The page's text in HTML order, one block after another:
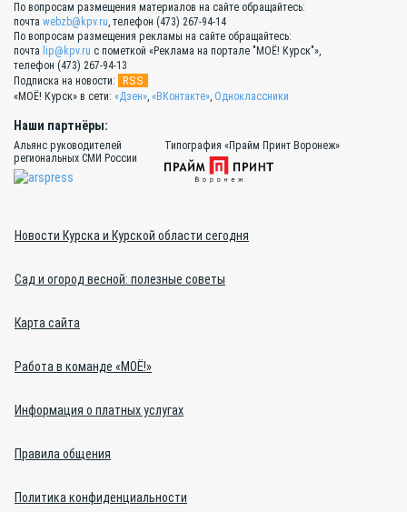
По вопросам размещения материалов на сайте обращайтесь:
почта webzb@kpv.ru, телефон (473) 267-94-14
По вопросам размещения рекламы на сайте обращайтесь:
почта lip@kpv.ru с пометкой «Реклама на портале "МОЁ! Курск"»,
телефон (473) 267-94-13
Подписка на новости:
RSS
«МОЁ! Курск» в сети: «Дзен», «ВКонтакте», Одноклассники
Наши партнёры:
Альянс руководителей
региональных СМИ России
Типография «Прайм Принт Воронеж»
Новости Курска и Курской области сегодня
Сад и огород весной: полезные советы
Карта сайта
Работа в команде «МОЁ!»
Информация о платных услугах
Правила общения
Политика конфиденциальности